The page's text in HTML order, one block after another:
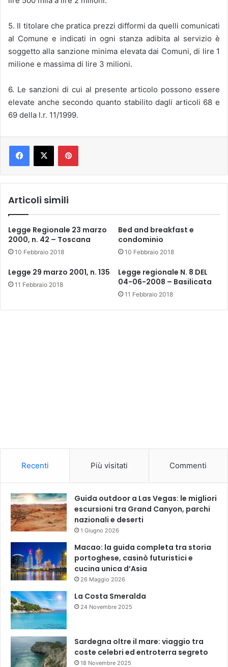
5. Il titolare che pratica prezzi difformi da quelli comunicati
al Comune e indicati in ogni stanza adibita al servizio è
soggetto alla sanzione minima elevata dai Comuni, di lire 1
milione e massima di lire 3 milioni.
6. Le sanzioni di cui al presente articolo possono essere
elevate anche secondo quanto stabilito dagli articoli 68 e
69 della l.r. 11/1999.
Pinterest
Articoli simili
Legge Regionale 23 marzo
2000, n. 42 – Toscana
10 Febbraio 2018
Bed and breakfast e
condominio
10 Febbraio 2018
Legge 29 marzo 2001, n. 135
11 Febbraio 2018
Legge regionale N. 8 DEL
04-06-2008 – Basilicata
11 Febbraio 2018
Recenti Più visitati Commenti
Guida outdoor a Las Vegas: le migliori
escursioni tra Grand Canyon, parchi
nazionali e deserti
1 Giugno 2026
Macao: la guida completa tra storia
portoghese, casinò futuristici e
cucina unica d’Asia
26 Maggio 2026
La Costa Smeralda
24 Novembre 2025
Sardegna oltre il mare: viaggio tra
coste celebri ed entroterra segreto
18 Novembre 2025